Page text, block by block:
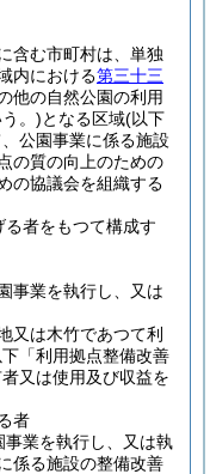
含む市町村は、単独
内における第三十三
他の自然公園の利用
。)となる区域(以下
公園事業に係る施設
の質の向上のための
の協議会を組織する
者をもつて構成す
事業を執行し、又は
又は木竹であつて利
「利用拠点整備改善
又は使用及び収益を
者
業を執行し、又は執
係る施設の整備改善